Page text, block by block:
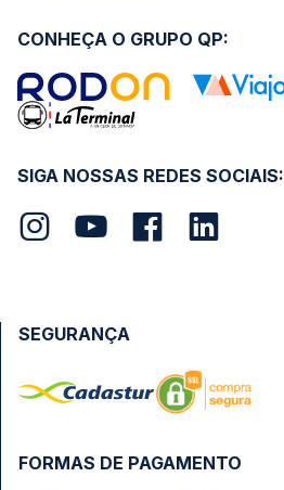
SIGA NOSSAS REDES SOCIAIS:
CONHEÇA O GRUPO QP:
FORMAS DE PAGAMENTO
SEGURANÇA